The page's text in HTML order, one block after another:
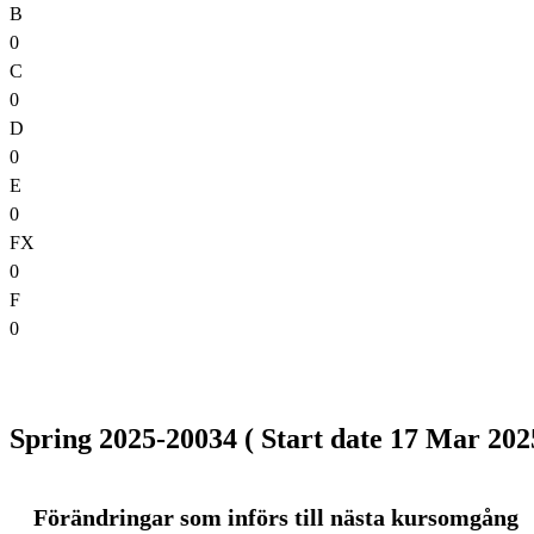
B
0
C
0
D
0
E
0
FX
0
F
0
Spring 2025-20034 ( Start date 17 Mar
Förändringar som införs till nästa kursomgång